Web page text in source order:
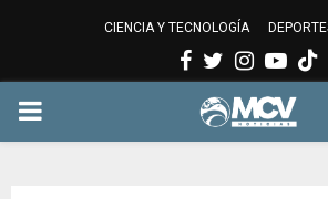
CIENCIA Y TECNOLOGÍA
Facebook
Twitter
PRIMARY